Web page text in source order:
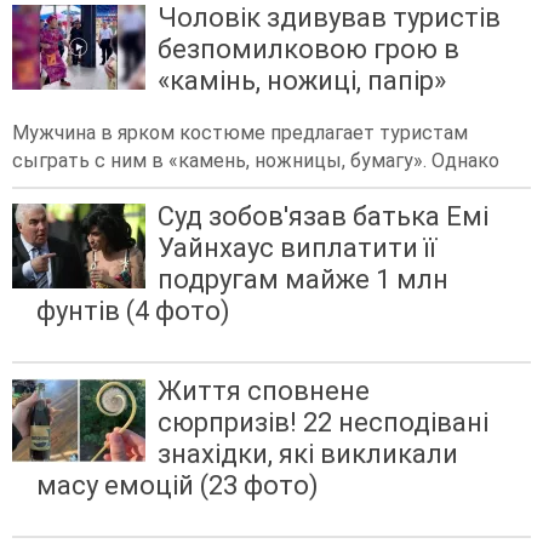
Чоловік здивував туристів
безпомилковою грою в
«камінь, ножиці, папір»
Мужчина в ярком костюме предлагает туристам
сыграть с ним в «камень, ножницы, бумагу». Однако
Суд зобов'язав батька Емі
Уайнхаус виплатити її
подругам майже 1 млн
фунтів (4 фото)
Життя сповнене
сюрпризів! 22 несподівані
знахідки, які викликали
масу емоцій (23 фото)